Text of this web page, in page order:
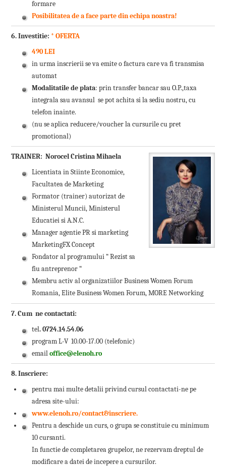
formare
Posibilitatea de a face parte din echipa noastra!
6. Investitie: * OFERTA
490 LEI
in urma inscrierii se va emite o factura care va fi transmisa
automat
Modalitatile de plata: prin transfer bancar sau O.P.,taxa
integrala sau avansul se pot achita si la sediu nostru, cu
telefon inainte.
(nu se aplica reducere/voucher la cursurile cu pret
promotional)
TRAINER: Norocel Cristina Mihaela
Licentiata in Stiinte Economice,
Facultatea de Marketing
Formator (trainer) autorizat de
Ministerul Muncii, Ministerul
Educatiei si A.N.C.
Manager agentie PR si marketing
MarketingFX Concept
Fondator al programului “ Rezist sa
fiu antreprenor “
Membru activ al organizatiilor Business Women Forum
Romania, Elite Business Women Forum, MORE Networking
7. Cum ne contactati:
tel. 0724.14.54.06
program L-V 10.00-17.00 (telefonic)
emailoffice@elenoh.ro
8. Inscriere:
pentru mai multe detalii privind cursul contactati-ne pe
adresa site-ului:
www.elenoh.ro/contact&inscriere.
Pentru a deschide un curs, o grupa se constituie cu minimum
10 cursanti.
In functie de completarea grupelor, ne rezervam dreptul de
modificare a datei de incepere a cursurilor.